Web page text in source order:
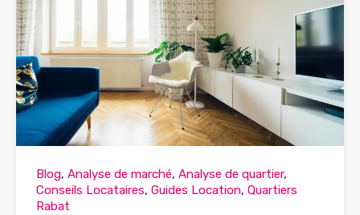
Blog, Analyse de marché, Analyse de quartier,
Conseils Locataires, Guides Location, Quartiers
Rabat